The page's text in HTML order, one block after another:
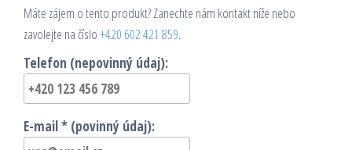
Máte zájem o tento produkt? Zanechte nám kontakt níže nebo
zavolejte na číslo+420 602 421 859.
Telefon (nepovinný údaj):
E-mail * (povinný údaj):